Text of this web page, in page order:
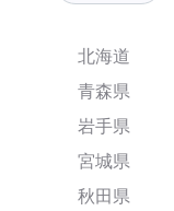
北海道
青森県
岩手県
宮城県
秋田県